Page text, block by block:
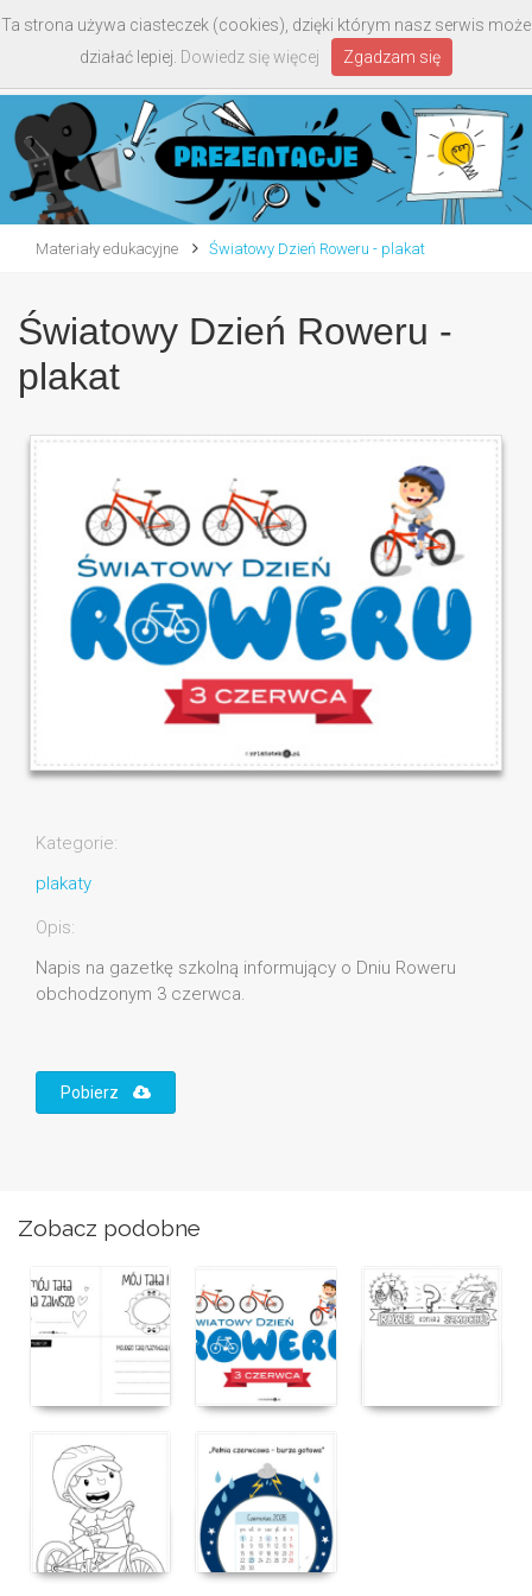
Materiały edukacyjne Światowy Dzień Roweru - plakat
Światowy Dzień Roweru -
plakat
Kategorie:
plakaty
Opis:
Napis na gazetkę szkolną informujący o Dniu Roweru
obchodzonym 3 czerwca.
Pobierz
Zobacz podobne
Ta strona używa ciasteczek (cookies), dzięki którym nasz serwis może
działać lepiej. Dowiedz się więcej Zgadzam się